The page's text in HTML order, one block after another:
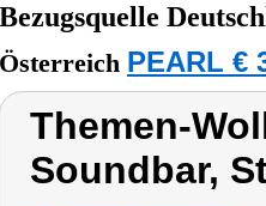
Bezugsquelle
Österreich PEARL €
Themen-
Soundbar,